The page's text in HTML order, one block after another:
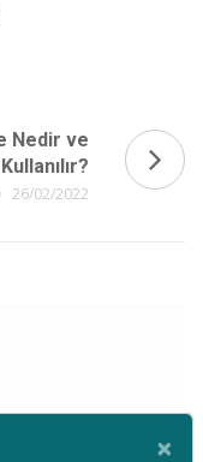
Nedir ve
26/02/2022
×